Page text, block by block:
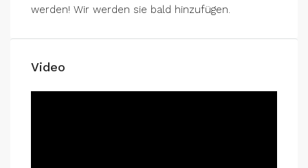
werden! Wir werden sie bald hinzufügen.
Video